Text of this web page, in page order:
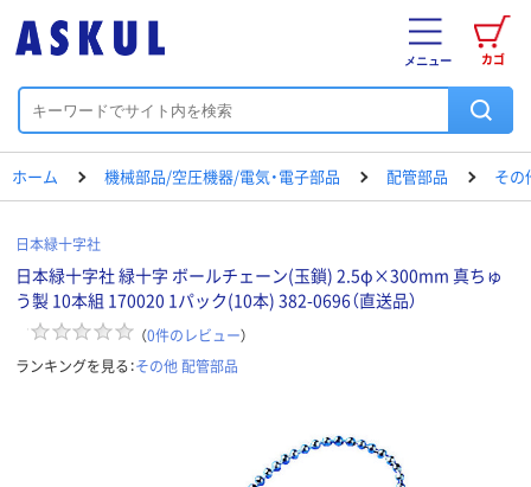
カゴ
メニュー
ホーム 機械部品/空圧機器/電気・電子部品 配管部品 その
日本緑十字社
日本緑十字社 緑十字 ボールチェーン(玉鎖) 2.5φ×300mm 真ちゅ
う製 10本組 170020 1パック(10本) 382-0696（直送品）
（0件のレビュー）
ランキングを見る：その他 配管部品